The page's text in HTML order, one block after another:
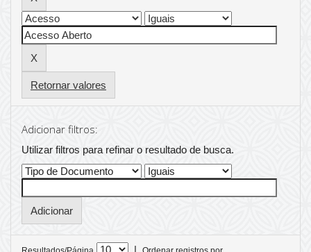
Retornar valores
Adicionar filtros:
Utilizar filtros para refinar o resultado de busca.
|